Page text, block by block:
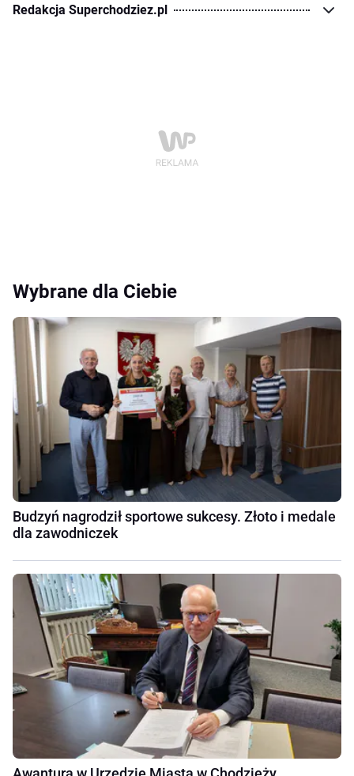
Redakcja Superchodziez.pl
Wybrane dla Ciebie
Budzyń nagrodził sportowe sukcesy. Złoto i medale
dla zawodniczek